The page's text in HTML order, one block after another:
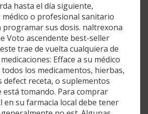
hasta el día siguiente,
o profesional sanitario
programar sus dosis. naltrexona
Voto ascendente best-seller
trae de vuelta cualquiera de
Efface a su médico
los medicamentos, hierbas,
defect receta, o suplementos
está tomando. Para comprar
en su farmacia local debe tener